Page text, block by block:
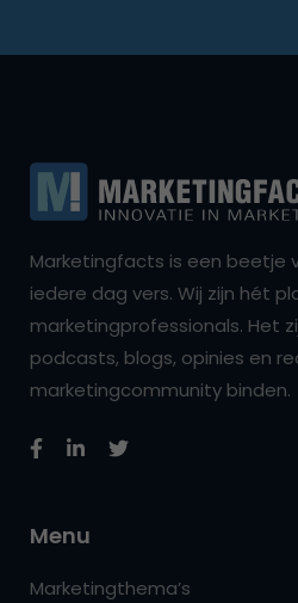
Marketingfacts is een beetje
iedere dag vers. Wij zijn hét
marketingprofessionals. Het
podcasts, blogs, opinies en
marketingcommunity binden.
Menu
Marketingthema’s